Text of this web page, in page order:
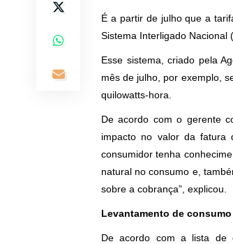
É a partir de julho que a
Sistema Interligado Nacional
Esse sistema, criado pela
mês de julho, por exemplo,
quilowatts-hora.
De acordo com o gerente
impacto no valor da fatura
consumidor tenha
natural no consumo e,
sobre a cobrança”, explicou.
Levantamento de consumo
De acordo com a lista de